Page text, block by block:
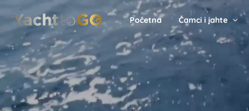
Početna Čamci i jahte